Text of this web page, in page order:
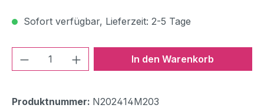
Sofort verfügbar, Lieferzeit: 2-5 Tage
Produkt Anzahl: Gib denIn den Warenkorb
Produktnummer: N202414M203